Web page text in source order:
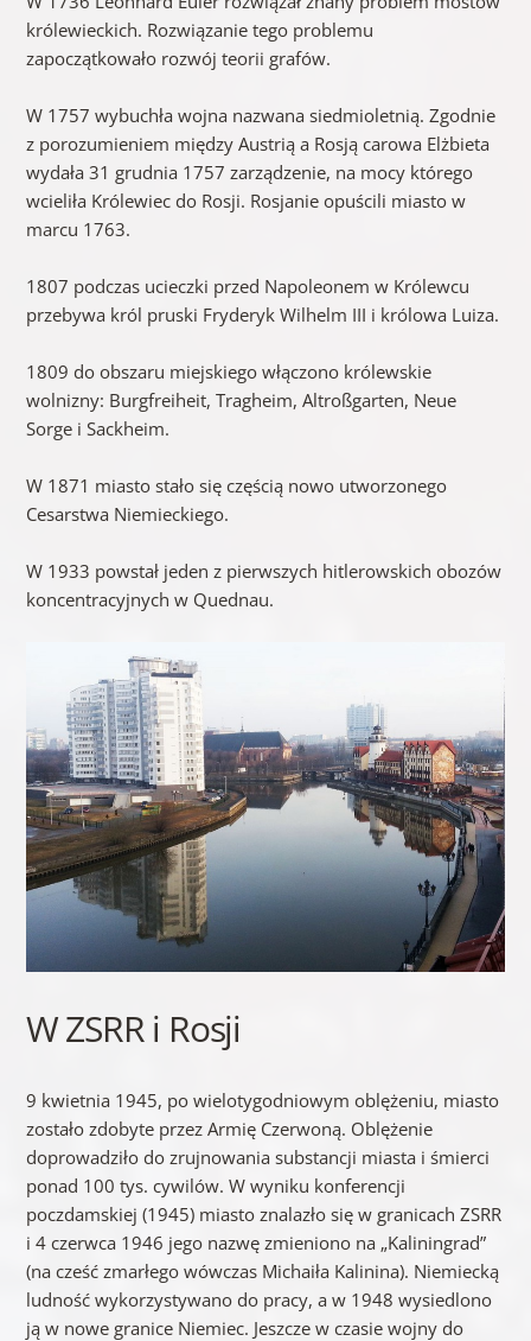
królewieckich. Rozwiązanie tego problemu
zapoczątkowało rozwój teorii grafów.
W 1757 wybuchła wojna nazwana siedmioletnią. Zgodnie
z porozumieniem między Austrią a Rosją carowa Elżbieta
wydała 31 grudnia 1757 zarządzenie, na mocy którego
wcieliła Królewiec do Rosji. Rosjanie opuścili miasto w
marcu 1763.
1807 podczas ucieczki przed Napoleonem w Królewcu
przebywa król pruski Fryderyk Wilhelm III i królowa Luiza.
1809 do obszaru miejskiego włączono królewskie
wolnizny: Burgfreiheit, Tragheim, Altroßgarten, Neue
Sorge i Sackheim.
W 1871 miasto stało się częścią nowo utworzonego
Cesarstwa Niemieckiego.
W 1933 powstał jeden z pierwszych hitlerowskich obozów
koncentracyjnych w Quednau.
W ZSRR i Rosji
9 kwietnia 1945, po wielotygodniowym oblężeniu, miasto
zostało zdobyte przez Armię Czerwoną. Oblężenie
doprowadziło do zrujnowania substancji miasta i śmierci
ponad 100 tys. cywilów. W wyniku konferencji
poczdamskiej (1945) miasto znalazło się w granicach ZSRR
i 4 czerwca 1946 jego nazwę zmieniono na „Kaliningrad”
(na cześć zmarłego wówczas Michaiła Kalinina). Niemiecką
ludność wykorzystywano do pracy, a w 1948 wysiedlono
ją w nowe granice Niemiec. Jeszcze w czasie wojny do